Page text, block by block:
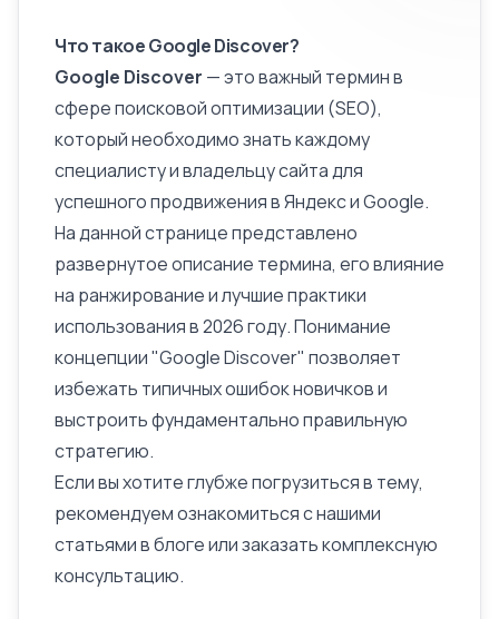
Что такое Google Discover?
Google Discover — это важный термин в
сфере поисковой оптимизации (SEO),
который необходимо знать каждому
специалисту и владельцу сайта для
успешного продвижения в Яндекс и Google.
На данной странице представлено
развернутое описание термина, его влияние
на ранжирование и лучшие практики
использования в 2026 году. Понимание
концепции "Google Discover" позволяет
избежать типичных ошибок новичков и
выстроить фундаментально правильную
стратегию.
Если вы хотите глубже погрузиться в тему,
рекомендуем ознакомиться с нашими
статьями в блоге или заказать комплексную
консультацию.